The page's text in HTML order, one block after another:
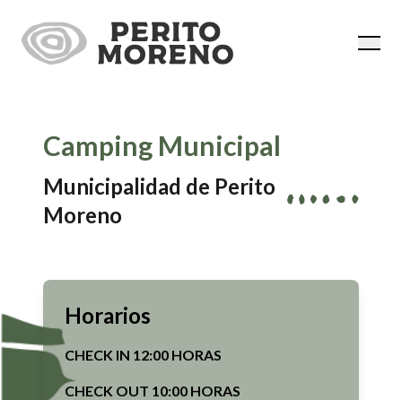
Camping Municipal
Municipalidad de Perito
Moreno
Horarios
CHECK IN 12:00 HORAS
CHECK OUT 10:00 HORAS